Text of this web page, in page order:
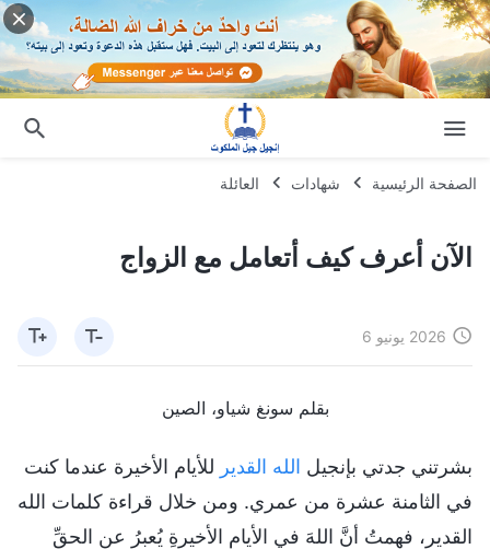
الصفحة الرئيسية شهادات العائلة
الآن أعرف كيف أتعامل مع الزواج
2026 يونيو 6
بقلم سونغ شياو، الصين
بشرتني جدتي بإنجيل الله القدير للأيام الأخيرة عندما كنت
في الثامنة عشرة من عمري. ومن خلال قراءة كلمات الله
القدير، فهمتُ أنَّ اللهَ في الأيامِ الأخيرةِ يُعبرُ عن الحقِّ